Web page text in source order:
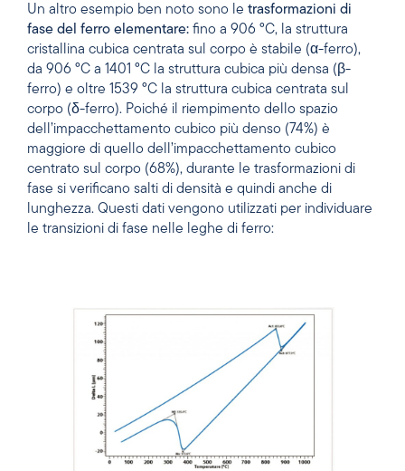
Un altro esempio ben noto sono le trasformazioni di
fase del ferro elementare: fino a 906 °C, la struttura
cristallina cubica centrata sul corpo è stabile (α-ferro),
da 906 °C a 1401 °C la struttura cubica più densa (β-
ferro) e oltre 1539 °C la struttura cubica centrata sul
corpo (δ-ferro). Poiché il riempimento dello spazio
dell’impacchettamento cubico più denso (74%) è
maggiore di quello dell’impacchettamento cubico
centrato sul corpo (68%), durante le trasformazioni di
fase si verificano salti di densità e quindi anche di
lunghezza. Questi dati vengono utilizzati per individuare
le transizioni di fase nelle leghe di ferro: